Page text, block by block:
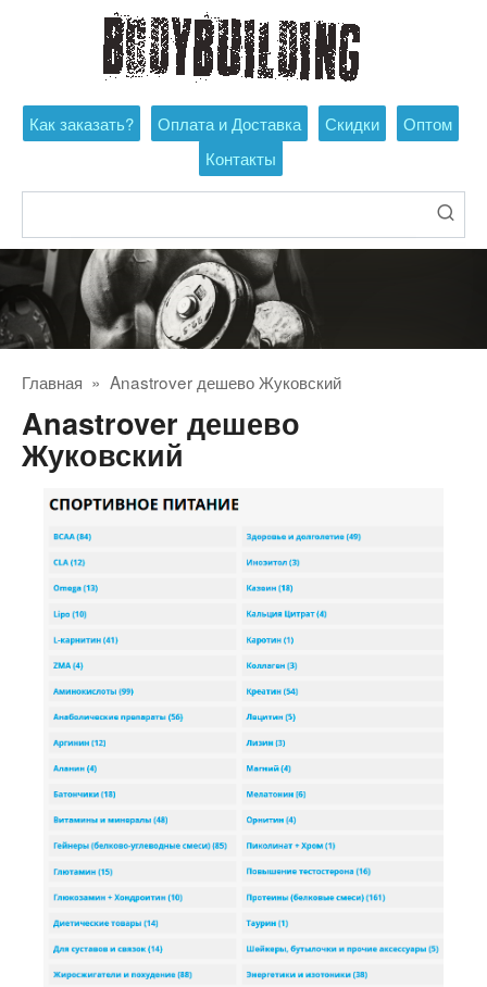
Как заказать? Оплата и Доставка Скидки
Оптом
Контакты
Главная » Anastrover дешево Жуковский
Anastrover дешево
Жуковский